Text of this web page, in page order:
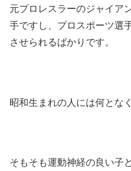
元プロレスラーのジャイア
手ですし、プロスポーツ選
させられるばかりです。
昭和生まれの人には何とな
そもそも運動神経の良い子